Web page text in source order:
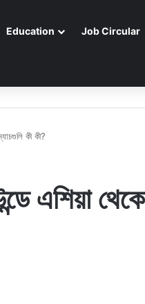
Education Job Circular
কী কী?
এশিয়া থেকে